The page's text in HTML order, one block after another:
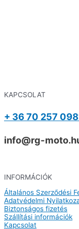
KAPCSOLAT
+ 36 70 257
info@rg-
INFORMÁCIÓK
Általános Szerződési
Adatvédelmi
Biztonságos fizetés
Szállítási információk
Kapcsolat